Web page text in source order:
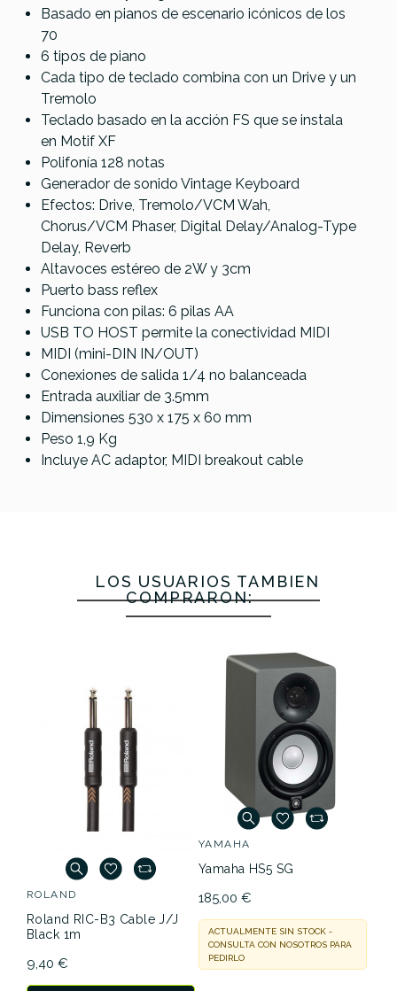
Basado en pianos de escenario icónicos de los
70
6 tipos de piano
Cada tipo de teclado combina con un Drive y un
Tremolo
Teclado basado en la acción FS que se instala
en Motif XF
Polifonía 128 notas
Generador de sonido Vintage Keyboard
Efectos: Drive, Tremolo/VCM Wah,
Chorus/VCM Phaser, Digital Delay/Analog-Type
Delay, Reverb
Altavoces estéreo de 2W y 3cm
Puerto bass reflex
Funciona con pilas: 6 pilas AA
USB TO HOST permite la conectividad MIDI
MIDI (mini-DIN IN/OUT)
Conexiones de salida 1/4 no balanceada
Entrada auxiliar de 3.5mm
Dimensiones 530 x 175 x 60 mm
Peso 1,9 Kg
Incluye AC adaptor, MIDI breakout cable
LOS USUARIOS TAMBIÉN
COMPRARON:
ROLAND
Roland RIC-B3 Cable J/J
Black 1m
9,40 €
YAMAHA
Yamaha HS5 SG
185,00 €
ACTUALMENTE SIN STOCK -
CONSULTA CON NOSOTROS PARA
PEDIRLO